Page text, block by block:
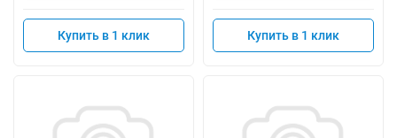
Купить в 1 клик Купить в 1 клик